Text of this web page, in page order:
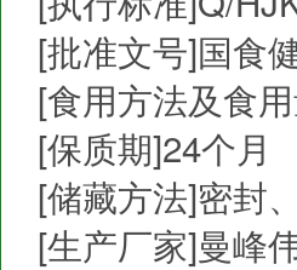
[批准文号]国食
[食用方法及食
[保质期]24个月
[储藏方法]密封
[生产厂家]曼峰